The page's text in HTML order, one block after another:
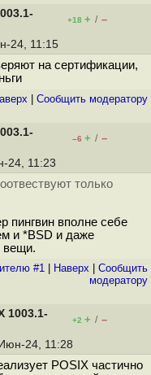
+18 + / –
24, 11:15
на сертификации,
Cообщить модератору
–6 + / –
24, 11:23
только
пингвин вполне себе
и *BSD и даже
вещи.
#1 Наверх
Cообщить
модератору
1003.1-
+2 + / –
24, 11:28
POSIX частично